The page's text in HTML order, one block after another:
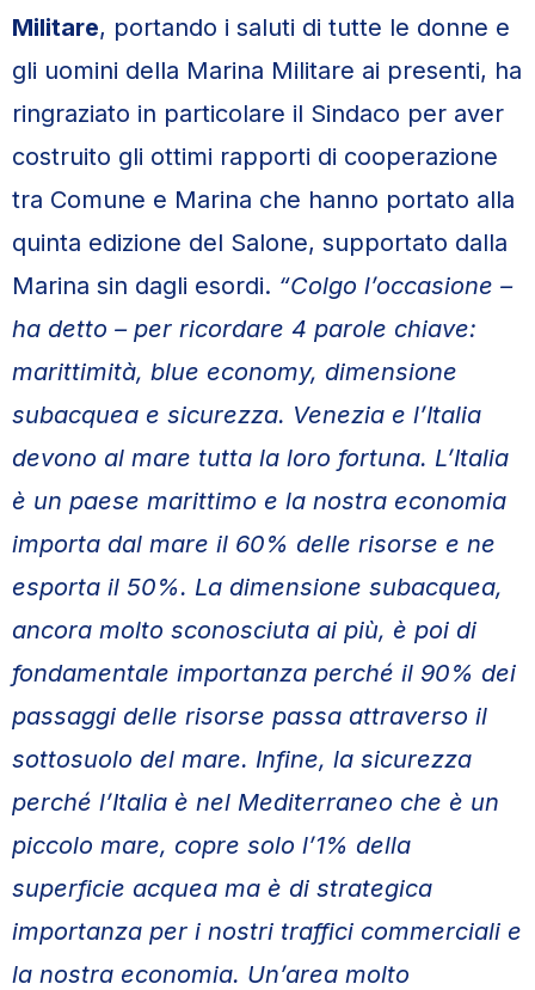
Militare, portando i saluti di tutte le donne e
gli uomini della Marina Militare ai presenti, ha
ringraziato in particolare il Sindaco per aver
costruito gli ottimi rapporti di cooperazione
tra Comune e Marina che hanno portato alla
quinta edizione del Salone, supportato dalla
Marina sin dagli esordi. “Colgo l’occasione –
ha detto – per ricordare 4 parole chiave:
marittimità, blue economy, dimensione
subacquea e sicurezza. Venezia e l’Italia
devono al mare tutta la loro fortuna. L’Italia
è un paese marittimo e la nostra economia
importa dal mare il 60% delle risorse e ne
esporta il 50%. La dimensione subacquea,
ancora molto sconosciuta ai più, è poi di
fondamentale importanza perché il 90% dei
passaggi delle risorse passa attraverso il
sottosuolo del mare. Infine, la sicurezza
perché l’Italia è nel Mediterraneo che è un
piccolo mare, copre solo l’1% della
superficie acquea ma è di strategica
importanza per i nostri traffici commerciali e
la nostra economia. Un’area molto